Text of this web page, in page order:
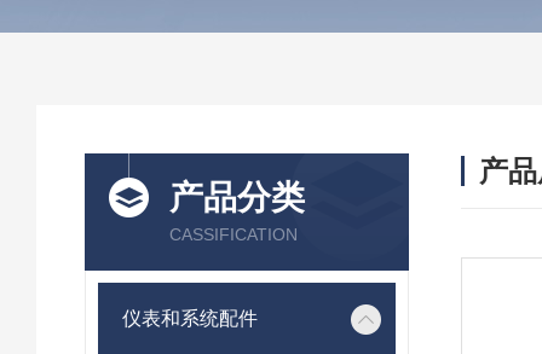
产品分类
CASSIFICATION
仪表和系统配件
产